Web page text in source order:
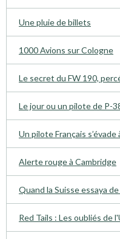
Une pluie de billets
1000 Avions sur Cologne
Le secret du FW 190,
Le jour ou un pilote de P-
Un pilote Français s’évade
Alerte rouge à Cambridge
Quand la Suisse essaya
Red Tails : Les oubliés de